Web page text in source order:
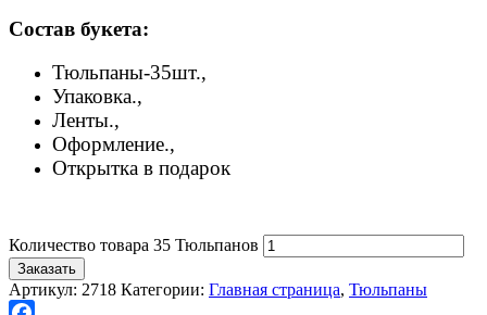
Состав букета:
Тюльпаны-35шт.,
Упаковка.,
Ленты.,
Оформление.,
Открытка в подарок
Количество товара 35 Тюльпанов
Заказать
Артикул: 2718 Категории: Главная страница, Тюльпаны